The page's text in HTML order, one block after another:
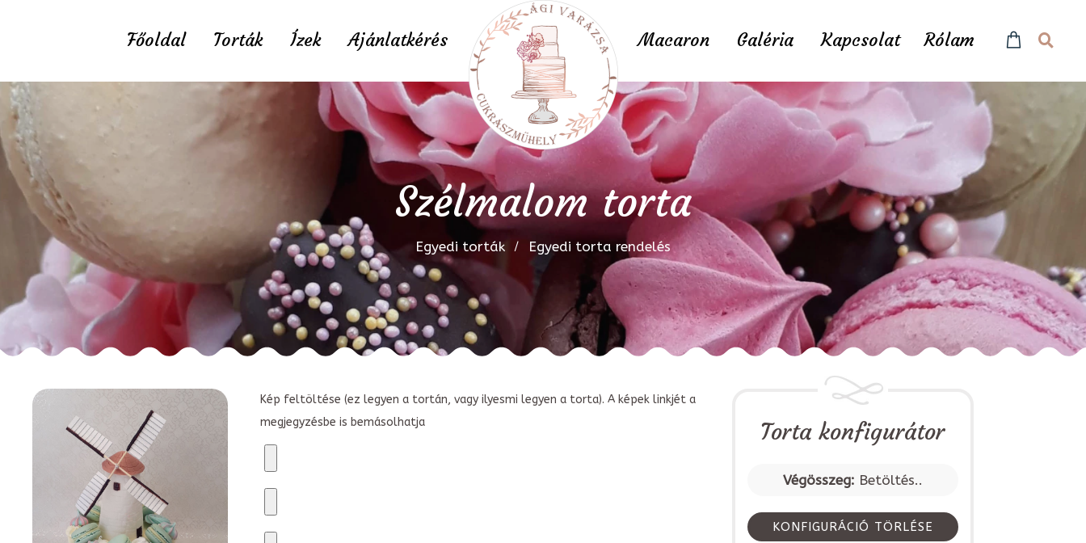
Főoldal Torták Ízek Ajánlatkérés Macaron Galéria Kapcsolat Rólam
Szélmalom torta
Egyedi torták Egyedi torta rendelés
Kép feltöltése (ez legyen a tortán, vagy ilyesmi legyen a torta). A képek linkjét a
megjegyzésbe is bemásolhatja
Torta konfigurátor
Végösszeg: Betöltés..
KONFIGURÁCIÓ TÖRLÉSE